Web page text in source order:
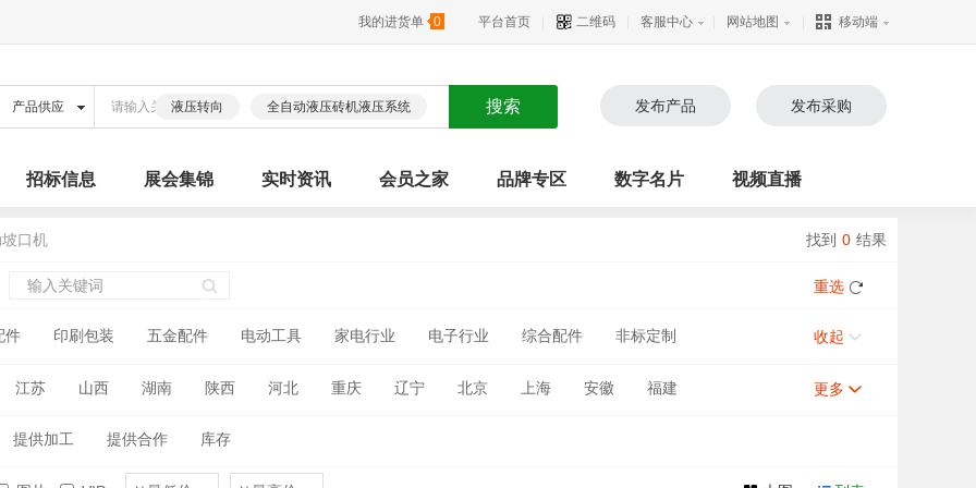
我的进货单 0 平台首页 二维码 客服中心 网站地图 移动端
液压转向 全自动液压砖机液压系统 发布产品 发布采购
招标信息 展会集锦 实时资讯 会员之家 品牌专区 数字名片 视频直播
口机 找到 0 结果
重选
件 印刷包装 五金配件 电动工具 家电行业 电子行业 综合配件 非标定制 收起
江苏 山西 湖南 陕西 河北 重庆 辽宁 北京 上海 安徽 福建 更多
提供加工 提供合作 库存